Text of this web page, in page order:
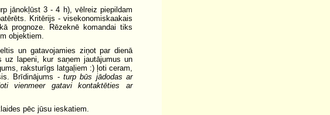
jānokļūst 3 - 4 h), vēlreiz piepildam
Kritērijs - visekonomiskaakais
prognoze. Rēzeknē komandai tiks
objektiem.
un gatavojamies ziņot par dienā
uz lapeni, kur saņem jautājumus un
raksturīgs latgaļiem :) ļoti ceram,
Brīdinājums -turp būs jādodas ar
vienmeer gatavi kontaktēties ar
pēc jūsu ieskatiem.